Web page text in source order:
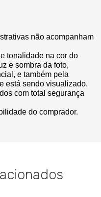
não acompanham
tonalidade na cor do
e sombra da foto,
e também pela
está sendo visualizado.
com total segurança
do comprador.